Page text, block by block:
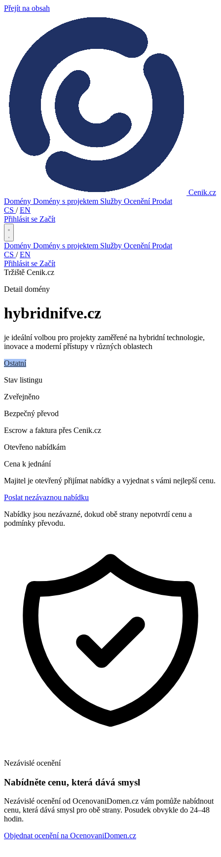
Přejít na obsah
Cenik.cz
Domény Domény s projektem Služby OceněníProdat
CS / EN
Přihlásit se Začít
Domény Domény s projektem Služby OceněníProdat
CS / EN
Přihlásit se Začít
Tržiště Cenik.cz
Detail domény
hybridnifve.cz
je ideální volbou pro projekty zaměřené na hybridní technologie,
inovace a moderní přístupy v různých oblastech
Ostatní
Stav listingu
Zveřejněno
Bezpečný převod
Escrow a faktura přes Cenik.cz
Otevřeno nabídkám
Cena k jednání
Majitel je otevřený přijímat nabídky a vyjednat s vámi nejlepší cenu.
Poslat nezávaznou nabídku
Nabídky jsou nezávazné, dokud obě strany nepotvrdí cenu a
podmínky převodu.
Nezávislé ocenění
Nabídněte cenu, která dává smysl
Nezávislé ocenění od OcenovaniDomen.cz vám pomůže nabídnout
cenu, která dává smysl pro obě strany. Posudek obvykle do 24–48
hodin.
Objednat ocenění na OcenovaniDomen.cz